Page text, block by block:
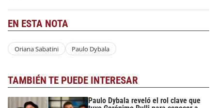
EN ESTA NOTA
Oriana Sabatini Paulo Dybala
TAMBIÉN TE PUEDE INTERESAR
Paulo Dybala reveló el rol clave que